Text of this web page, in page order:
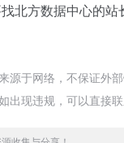
北方数据中心的
源于网络，不保证外
现违规，可以直接